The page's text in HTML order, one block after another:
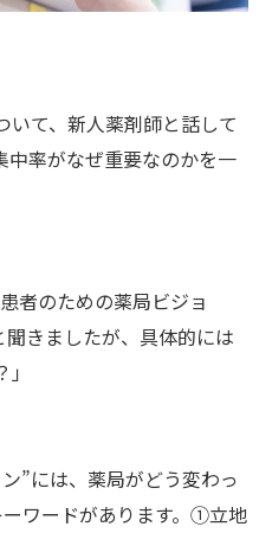
いて、新人薬剤師と話して
中率がなぜ重要なのかを一
者のための薬局ビジョ
きましたが、具体的には
”には、薬局がどう変わっ
ワードがあります。①立地